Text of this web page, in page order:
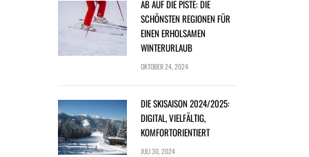
AB AUF DIE PISTE: DIE
SCHÖNSTEN REGIONEN FÜR
EINEN ERHOLSAMEN
WINTERURLAUB
OKTOBER 24, 2024
DIE SKISAISON 2024/2025:
DIGITAL, VIELFÄLTIG,
KOMFORTORIENTIERT
JULI 30, 2024